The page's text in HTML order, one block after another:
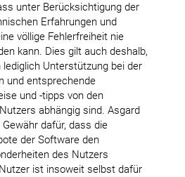
unter Berücksichtigung der
Erfahrungen und
völlige Fehlerfreiheit nie
kann. Dies gilt auch deshalb,
Unterstützung bei der
und entsprechende
und -tipps von den
abhängig sind. Asgard
dafür, dass die
der Software den
des Nutzers
ist insoweit selbst dafür